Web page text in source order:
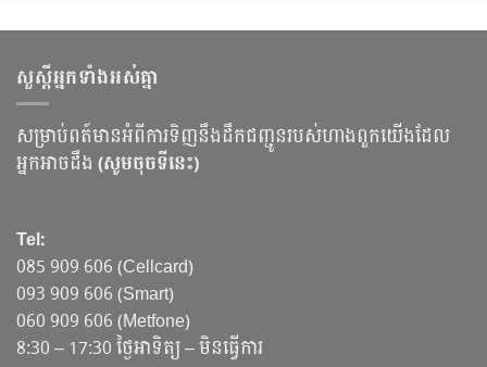
សួស្ដីអ្នកទាំងអស់គ្នា
សម្រាប់ពត៍មានអំពីការទិញនឹងដឹកជញ្ជូនរបស់ហាងពួកយើងដែល
អ្នកអាចដឹង (សូមចុចទីនេះ)
Tel:
085 909 606 (Cellcard)
093 909 606 (Smart)
060 909 606 (Metfone)
8:30 – 17:30 ថ្ងៃអាទិត្យ – មិនធ្វើការ